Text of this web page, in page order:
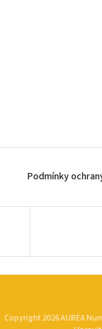
Podmínky
Copyright 2026AUREA